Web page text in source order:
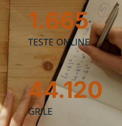
1.665
TESTE ONLINE
44.120
GRILE